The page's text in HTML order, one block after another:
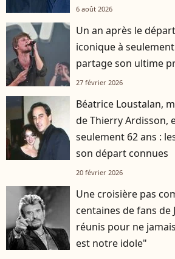
6 août 2026
Un an après le
iconique à
partage son ultime
27 février 2026
Béatrice Loustalan,
de Thierry Ardisson,
seulement 62 ans :
son départ connues
20 février 2026
Une croisière pas
centaines de fans de
réunis pour ne
est notre idole"